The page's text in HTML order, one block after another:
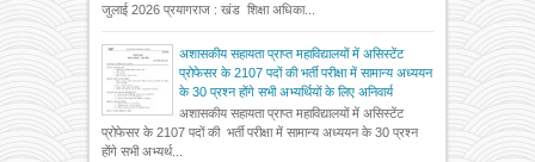
जुलाई 2026 प्रयागराज : खंड शिक्षा अधिका...
अशासकीय सहायता प्राप्त महाविद्यालयों में असिस्टेंट
प्रोफेसर के 2107 पदों की भर्ती परीक्षा में सामान्य अध्ययन
के 30 प्रश्न होंगे सभी अभ्यर्थियों के लिए अनिवार्य
अशासकीय सहायता प्राप्त महाविद्यालयों में असिस्टेंट
प्रोफेसर के 2107 पदों की भर्ती परीक्षा में सामान्य अध्ययन के 30 प्रश्न
होंगे सभी अभ्यर्थ...